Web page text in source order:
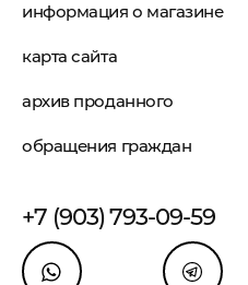
информация о магазине
карта сайта
архив проданного
обращения граждан
+7 (903) 793-09-59